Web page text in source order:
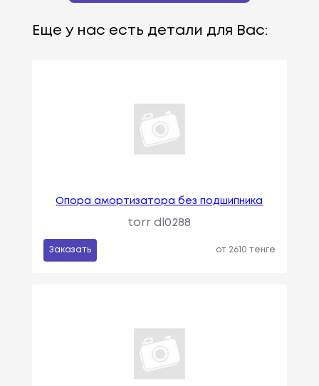
Еще у нас есть детали для Вас:
Опора амортизатора без подшипника
torr dl0288
Заказать от 2610 тенге